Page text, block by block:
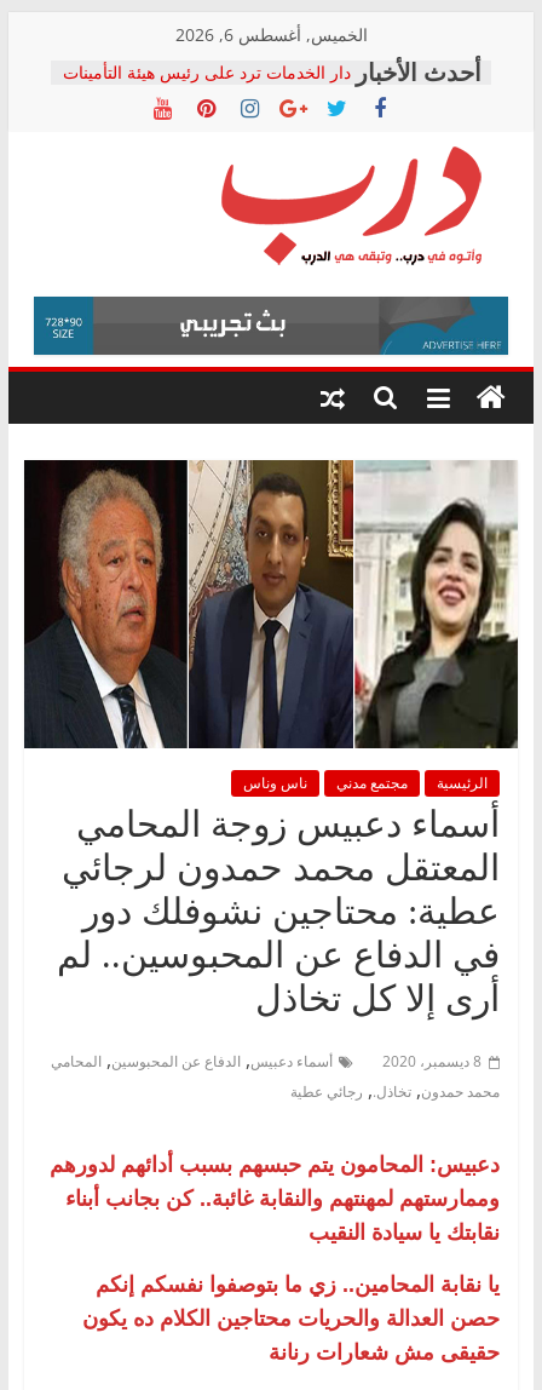
content
الخميس, أغسطس 6, 2026
دار الخدمات ترد على رئيس هيئة التأمينات
بعد مؤتمره الصحفي: إنكار الأزمة لا ينهي
معاناة أصحاب المعاشات.. ونطالب بكشف
فرحات سليمان يكتب: القطاع الصحي إلى
أين؟
حزب التحالف الشعبي يطلق لجنة “الحق
في الصحة” بالإسكندرية لرصد الانتهاكات
ودعم المرضى
الوزاري لمدينة الصحفيين.. وانتهاء أعمال
إنشاء المبنى الإداري
المجلس القومي لحقوق الإنسان يعلن
متابعة قضية الدكتور محمد زهران.. ويؤكد:
قرينة البراءة وضمانات المحاكمة العادلة
درب
وأتوه
درب..
وتبقى
هي
الرئيسية مجتمع مدني ناس وناس
أسماء دعبيس زوجة المحامي
المعتقل محمد حمدون لرجائي
عطية: محتاجين نشوفلك دور
في الدفاع عن المحبوسين.. لم
أرى إلا كل تخاذل
8 ديسمبر، 2020 أسماء دعبيس, الدفاع عن المحبوسين, المحامي
محمد حمدون, تخاذل., رجائي عطية
دعبيس: المحامون يتم حبسهم بسبب أدائهم لدورهم
وممارستهم لمهنتهم والنقابة غائبة.. كن بجانب أبناء
نقابتك يا سيادة النقيب
يا نقابة المحامين.. زي ما بتوصفوا نفسكم إنكم
حصن العدالة والحريات محتاجين الكلام ده يكون
حقيقى مش شعارات رنانة